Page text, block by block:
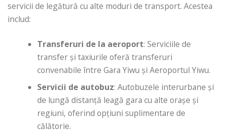
servicii de legătură cu alte moduri de transport. Acestea
includ:
Transferuri de la aeroport: Serviciile de
transfer și taxiurile oferă transferuri
convenabile între Gara Yiwu și Aeroportul Yiwu.
Servicii de autobuz: Autobuzele interurbane și
de lungă distanță leagă gara cu alte orașe și
regiuni, oferind opțiuni suplimentare de
călătorie.